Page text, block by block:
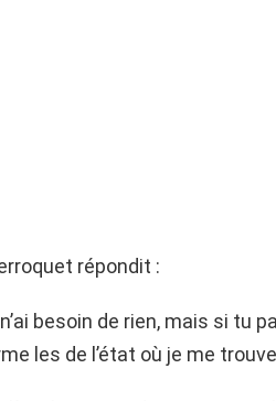
répondit :
besoin de rien, mais si tu
les de l’état où je me